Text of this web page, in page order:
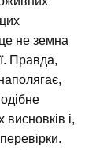
не земна
Правда,
і,